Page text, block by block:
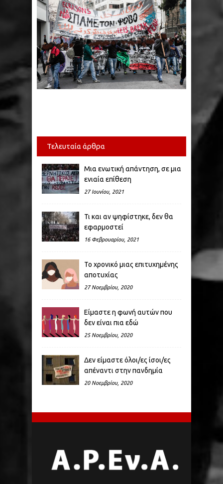
Τελευταία άρθρα
Μια ενωτική απάντηση, σε μια
ενιαία επίθεση
27 Ιουνίου, 2021
Τι και αν ψηφίστηκε, δεν θα
εφαρμοστεί
16 Φεβρουαρίου, 2021
Το χρονικό μιας επιτυχημένης
αποτυχίας
27 Νοεμβρίου, 2020
Είμαστε η φωνή αυτών που
δεν είναι πια εδώ
25 Νοεμβρίου, 2020
Δεν είμαστε όλοι/ες ίσοι/ες
απέναντι στην πανδημία
20 Νοεμβρίου, 2020